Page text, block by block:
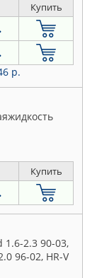
Купить
р.
Купить
1.6-2.3 90-03,
96-02, HR-V